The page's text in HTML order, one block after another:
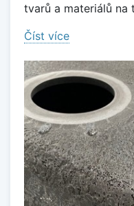
tvarů a materiálů na
Číst více